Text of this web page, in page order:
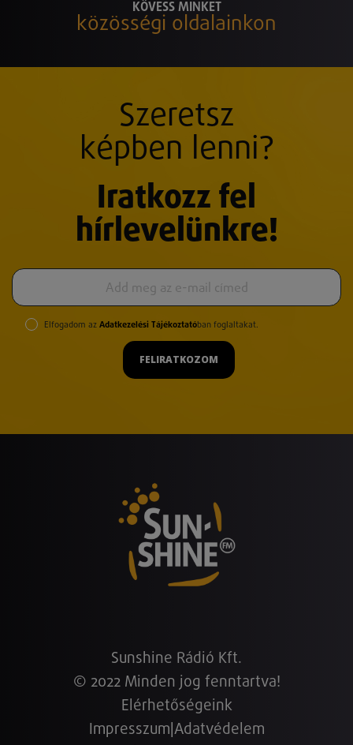
KÖVESS MINKET
közösségi oldalainkon
Szeretsz
képben lenni?
Iratkozz fel
hírlevelünkre!
Elfogadom az Adatkezelési Tájékoztatóban foglaltakat.
FELIRATKOZOM
Sunshine Rádió Kft.
© 2022 Minden jog fenntartva!
Elérhetőségeink
Impresszum Adatvédelem